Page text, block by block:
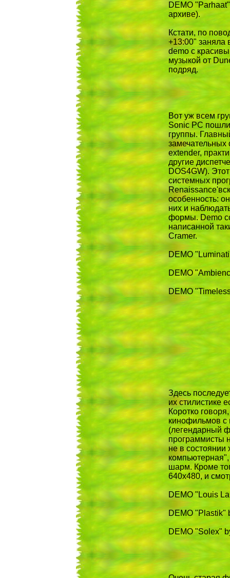
DEMO
архиве).
Кстати, по
+13:00" заняла
demo с
музыкой от
подряд.
Вот уж всем
Sonic PC пошли
группы.
замечательных
extender,
другие
DOS4GW).
системных
особенность:
них и
формы. Demo
написанной
Cramer.
DEMO
DEMO
DEMO
Здесь
их стилистике
Коротко
кинофильмов с
(легендарный
программисты
не в состоянии
шарм. Кроме
640x480, и
DEMO "Louis
DEMO "Plastik"
DEMO "Solex"